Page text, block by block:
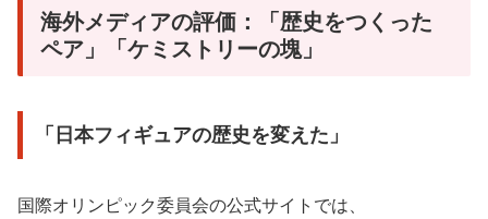
海外メディアの評価：「歴史をつくった
ペア」「ケミストリーの塊」
「日本フィギュアの歴史を変えた」
国際オリンピック委員会の公式サイトでは、